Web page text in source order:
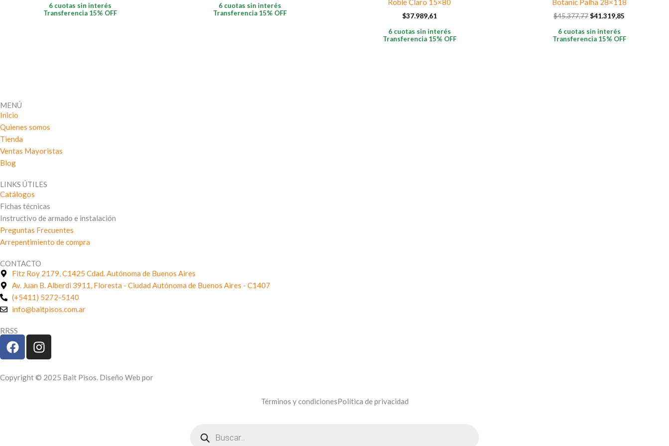
6 cuotas sin interés
Transferencia 15% OFF
6 cuotas sin interés
Transferencia 15% OFF
Roble Claro 15×80
$37.989,61
6 cuotas sin interés
Transferencia 15% OFF
Botanic Palha 28×118
$45.377,77$41.319,85
6 cuotas sin interés
Transferencia 15% OFF
MENÚ
Inicio
Quienes somos
Tienda
Ventas Mayoristas
Blog
LINKS ÚTILES
Catálogos
Fichas técnicas
Instructivo de armado e instalación
Preguntas Frecuentes
Arrepentimiento de compra
CONTACTO
Fitz Roy 2179, C1425 Cdad. Autónoma de Buenos Aires
Av. Juan B. Alberdi 3911, Floresta - Ciudad Autónoma de Buenos Aires - C1407
(+5411) 5272-5140
info@baitpisos.com.ar
RRSS
F
a
e
I
n
t
Copyright © 2025 Bait Pisos. Diseño Web por
Términos y condicionesPolítica de privacidad
productos